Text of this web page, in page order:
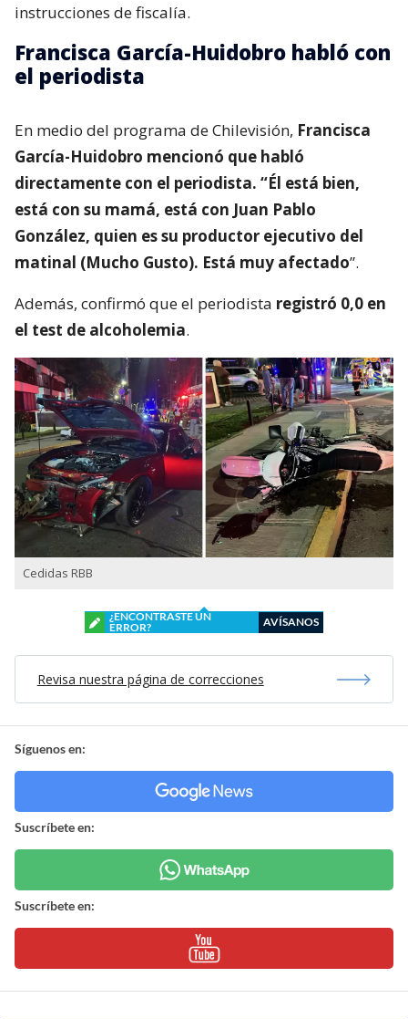
instrucciones de fiscalía.
Francisca García-Huidobro habló con
el periodista
En medio del programa de Chilevisión, Francisca
García-Huidobro mencionó que habló
directamente con el periodista. “Él está bien,
está con su mamá, está con Juan Pablo
González, quien es su productor ejecutivo del
matinal (Mucho Gusto). Está muy afectado”.
Además, confirmó que el periodista registró 0,0 en
el test de alcoholemia.
Cedidas RBB
¿ENCONTRASTE UN
ERROR?
AVÍSANOS
Revisa nuestra página de correcciones
Síguenos en:
Suscríbete en:
Suscríbete en: